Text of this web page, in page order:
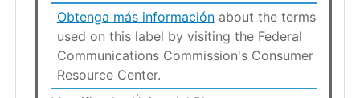
Obtenga más informaciónabout the terms
used on this label by visiting the Federal
Communications Commission's Consumer
Resource Center.